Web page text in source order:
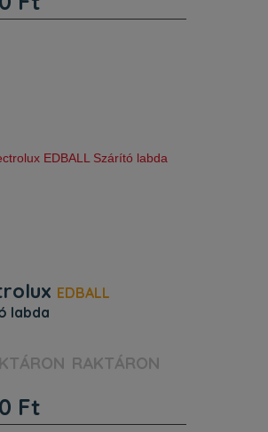
Beépítés. Magasság
EDBALL
labda
Egyéb jellemzők.
(PNC) 902 979 186.
RAKTÁRON
Ft